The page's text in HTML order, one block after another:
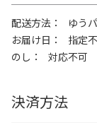
配送方法
ゆう
お届け日
指定
のし
対応不可
決済方法